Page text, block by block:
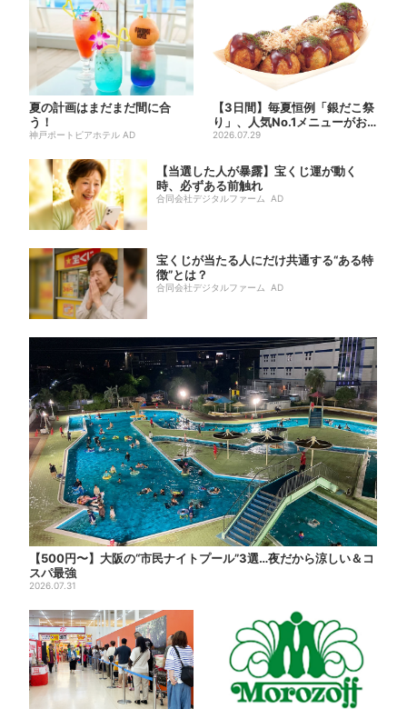
夏の計画はまだまだ間に合
う！
神戸ポートピアホテル AD
【3日間】毎夏恒例「銀だこ祭
り」、人気No.1メニューがお
得に
2026.07.29
【当選した人が暴露】宝くじ運が動く
時、必ずある前触れ
合同会社デジタルファーム AD
宝くじが当たる人にだけ共通する“ある特
徴”とは？
合同会社デジタルファーム AD
【500円〜】大阪の“市民ナイトプール”3選…夜だから涼しい＆コ
スパ最強
2026.07.31